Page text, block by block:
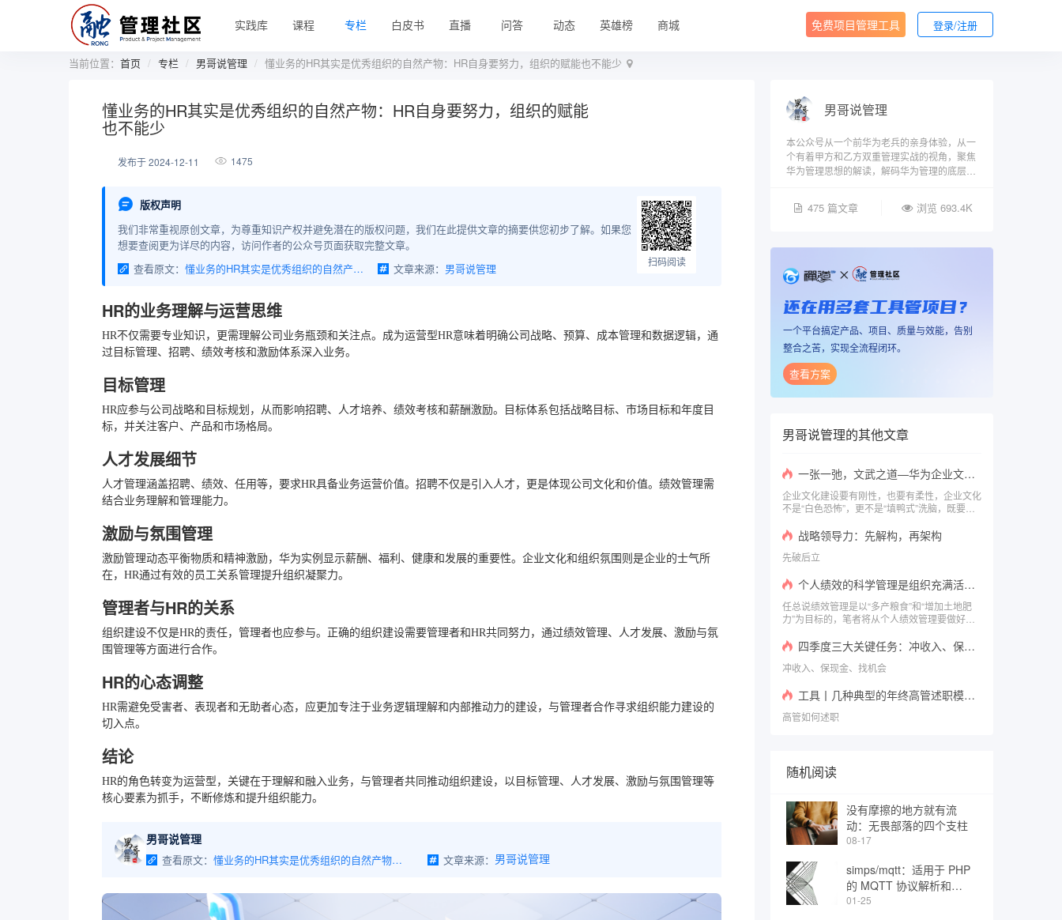
实践库 课程 专栏 白皮书 直播 问答 动态 英雄榜 商城 免费项目管理工具 登录/注册
当前位置： 首页 专栏 男哥说管理 懂业务的HR其实是优秀组织的自然产物：HR自身要努力，组织的赋能也不能少
懂业务的HR其实是优秀组织的自然产物：HR自身要努力，组织的赋能
也不能少
发布于 2024-12-11 1475
版权声明
我们非常重视原创文章，为尊重知识产权并避免潜在的版权问题，我们在此提供文章的摘要供您初步了解。如果您
想要查阅更为详尽的内容，访问作者的公众号页面获取完整文章。
查看原文：
懂业务的HR其实是优秀组织的自然产物：HR自身要努力，组织的赋能也不能少 文章来源： 男哥说管理 扫码阅读
HR的业务理解与运营思维
HR不仅需要专业知识，更需理解公司业务瓶颈和关注点。成为运营型HR意味着明确公司战略、预算、成本管理和数据逻辑，通
过目标管理、招聘、绩效考核和激励体系深入业务。
目标管理
HR应参与公司战略和目标规划，从而影响招聘、人才培养、绩效考核和薪酬激励。目标体系包括战略目标、市场目标和年度目
标，并关注客户、产品和市场格局。
人才发展细节
人才管理涵盖招聘、绩效、任用等，要求HR具备业务运营价值。招聘不仅是引入人才，更是体现公司文化和价值。绩效管理需
结合业务理解和管理能力。
激励与氛围管理
激励管理动态平衡物质和精神激励，华为实例显示薪酬、福利、健康和发展的重要性。企业文化和组织氛围则是企业的士气所
在，HR通过有效的员工关系管理提升组织凝聚力。
管理者与HR的关系
组织建设不仅是HR的责任，管理者也应参与。正确的组织建设需要管理者和HR共同努力，通过绩效管理、人才发展、激励与氛
围管理等方面进行合作。
HR的心态调整
HR需避免受害者、表现者和无助者心态，应更加专注于业务逻辑理解和内部推动力的建设，与管理者合作寻求组织能力建设的
切入点。
结论
HR的角色转变为运营型，关键在于理解和融入业务，与管理者共同推动组织建设，以目标管理、人才发展、激励与氛围管理等
核心要素为抓手，不断修炼和提升组织能力。
男哥说管理
查看原文： 懂业务的HR其实是优秀组织的自然产物：HR自身要努力，组织的赋能也不能少 文章来源： 男哥说管理
男哥说管理
本公众号从一个前华为老兵的亲身体验，从一
个有着甲方和乙方双重管理实战的视角，聚焦
华为管理思想的解读，解码华为管理的底层逻
各位朋友从多纬度去理解和体会管理艺术之美
475 篇文章 浏览 693.4K
还在用多套工具管项目？
一个平台搞定产品、项目、质量与效能，告别
整合之苦，实现全流程闭环。
查看方案
男哥说管理的其他文章
一张一弛，文武之道—华为企业文化，你应该这么解读（六）
企业文化建设要有刚性，也要有柔性，企业文化
不是“白色恐怖”，更不是“填鸭式”洗脑，既要有
战略领导力：先解构，再架构
先破后立
个人绩效的科学管理是组织充满活力的基础保障
任总说绩效管理是以“多产粮食”和“增加土地肥
力”为目标的，笔者将从个人绩效管理要做好内
核心是要抓好干部层面的绩效管理、人力资源的
不断自我革命等几个方面来展开分享
四季度三大关键任务：冲收入、保现金、找机会，决胜今明两年
冲收入、保现金、找机会
工具丨几种典型的年终高管述职模版与架构
高管如何述职
随机阅读
没有摩擦的地方就有流
动：无畏部落的四个支柱
08-17
simps/mqtt：适用于 PHP
的 MQTT 协议解析和协
程客户端
01-25